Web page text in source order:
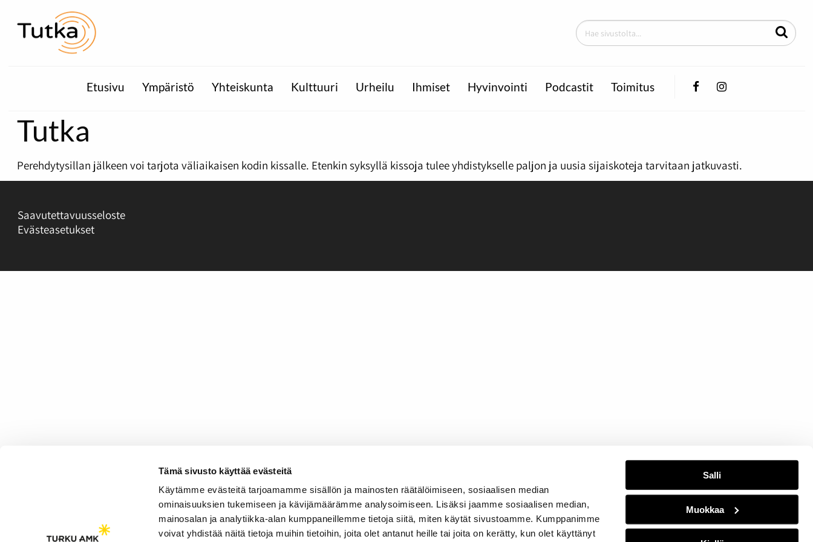
Tämä sivusto käyttää evästeitä
Käytämme evästeitä tarjoamamme sisällön ja mainosten räätälöimiseen, sosiaalisen median
ominaisuuksien tukemiseen ja kävijämäärämme analysoimiseen. Lisäksi jaamme sosiaalisen median,
mainosalan ja analytiikka-alan kumppaneillemme tietoja siitä, miten käytät sivustoamme. Kumppanimme
voivat yhdistää näitä tietoja muihin tietoihin, joita olet antanut heille tai joita on kerätty, kun olet käyttänyt
Salli
Muokkaa
Etusivu Ympäristö Yhteiskunta Kulttuuri Urheilu Ihmiset Hyvinvointi Podcastit Toimitus FacebookInstagram
Tutka
Perehdytysillan jälkeen voi tarjota väliaikaisen kodin kissalle. Etenkin syksyllä kissoja tulee yhdistykselle paljon ja uusia sijaiskoteja tarvitaan jatkuvasti.
Saavutettavuusseloste
Evästeasetukset